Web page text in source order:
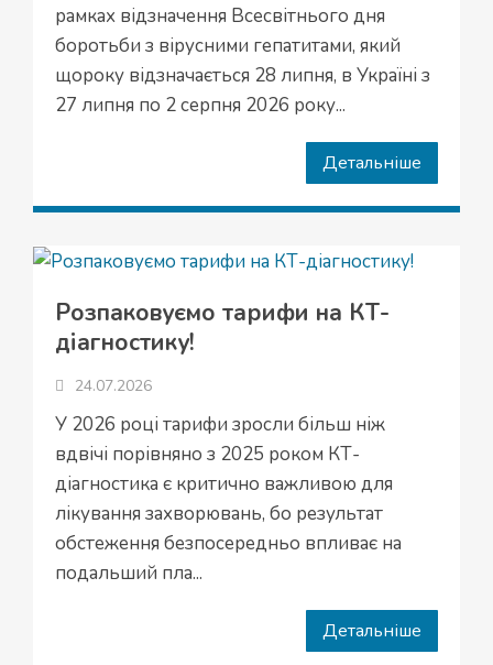
рамках відзначення Всесвітнього дня
боротьби з вірусними гепатитами, який
щороку відзначається 28 липня, в Україні з
27 липня по 2 серпня 2026 року...
Детальніше
Розпаковуємо тарифи на КТ-
діагностику!
24.07.2026
У 2026 році тарифи зросли більш ніж
вдвічі порівняно з 2025 роком КТ-
діагностика є критично важливою для
лікування захворювань, бо результат
обстеження безпосередньо впливає на
подальший пла...
Детальніше